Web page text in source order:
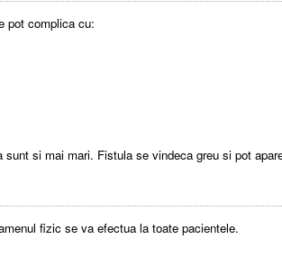
pot complica cu:
si mai mari. Fistula se vindeca greu si pot
fizic se va efectua la toate pacientele.